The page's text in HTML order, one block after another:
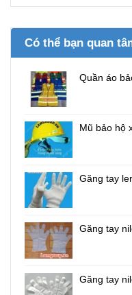
Có thể bạn quan
Quần áo
Mũ bảo hộ
Găng tay
Găng tay
Găng tay